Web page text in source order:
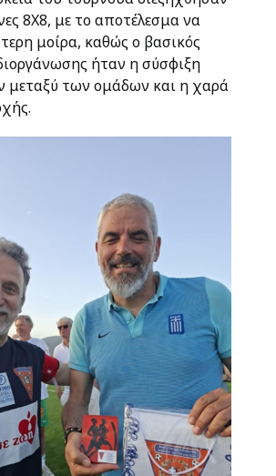
8Χ8, με το αποτέλεσμα να
μοίρα, καθώς ο βασικός
ήταν η σύσφιξη
μεταξύ των ομάδων και η χαρά